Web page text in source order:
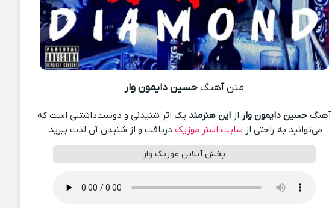
متن آهنگحسین دایمون وار
آهنگحسین دایمون وار ازاین هنرمند یک اثر شنیدنی و دوست‌داشتنی است که
می‌توانید به راحتی از سایت استر موزیک دریافت و از شنیدن آن لذت ببرید.
پخش آنلاین موزیک وار